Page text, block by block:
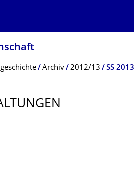
Archiv 2012/13 SS 2013